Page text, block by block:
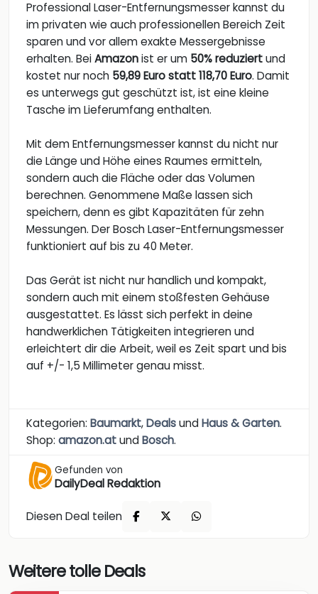
Professional Laser-Entfernungsmesser kannst du
im privaten wie auch professionellen Bereich Zeit
sparen und vor allem exakte Messergebnisse
erhalten. BeiAmazonist er um 50% reduziertund
kostet nur noch 59,89 Euro statt 118,70 Euro. Damit
es unterwegs gut geschützt ist, ist eine kleine
Tasche im Lieferumfang enthalten.
Mit dem Entfernungsmesser kannst du nicht nur
die Länge und Höhe eines Raumes ermitteln,
sondern auch die Fläche oder das Volumen
berechnen. Genommene Maße lassen sich
speichern, denn es gibt Kapazitäten für zehn
Messungen. Der Bosch Laser-Entfernungsmesser
funktioniert auf bis zu 40 Meter.
Das Gerät ist nicht nur handlich und kompakt,
sondern auch mit einem stoßfesten Gehäuse
ausgestattet. Es lässt sich perfekt in deine
handwerklichen Tätigkeiten integrieren und
erleichtert dir die Arbeit, weil es Zeit spart und bis
auf +/- 1,5 Millimeter genau misst.
Kategorien: Baumarkt,DealsundHaus & Garten.
Shop: amazon.atundBosch.
Gefunden von
DailyDeal Redaktion
Diesen Deal teilen
Weitere tolle Deals